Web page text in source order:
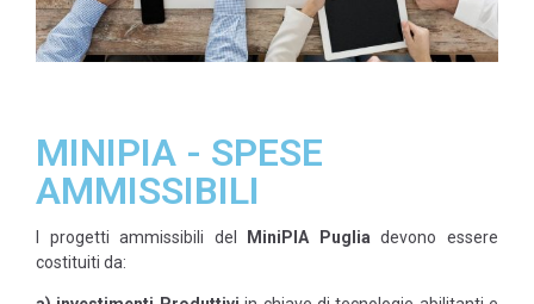
MINIPIA - SPESE
AMMISSIBILI
I progetti ammissibili del MiniPIA Puglia devono essere
costituiti da: